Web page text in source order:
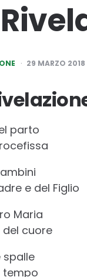
29 MARZO 2018
parto
e del Figlio
Maria
cuore
spalle
tempo